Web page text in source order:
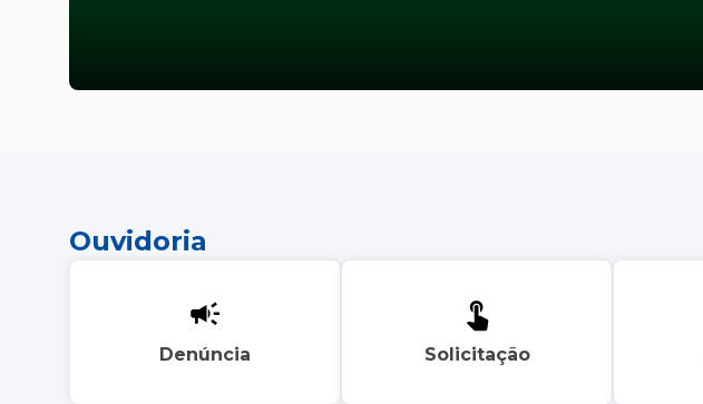
Ouvidoria
Denúncia Solicitação